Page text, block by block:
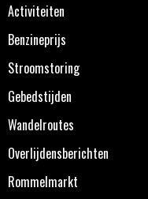
Activiteiten
Benzineprijs
Stroomstoring
Gebedstijden
Wandelroutes
Overlijdensberichten
Rommelmarkt